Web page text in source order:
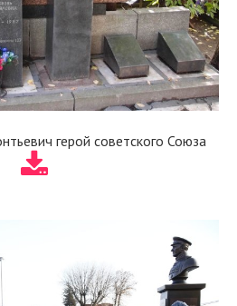
герой советского Союза